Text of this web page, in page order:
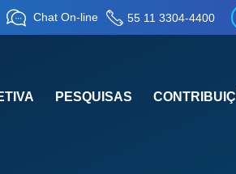
Chat On-line 55 11 3304-4400
PESQUISAS